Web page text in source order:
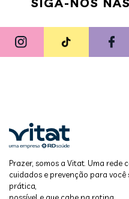
Prazer, somos a Vitat. Uma rede
cuidados e prevenção para
prática,